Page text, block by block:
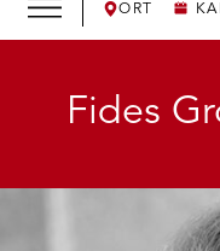
ORT
WIR ÖFFNEN
BESUCH ÖFFNEN
Fides